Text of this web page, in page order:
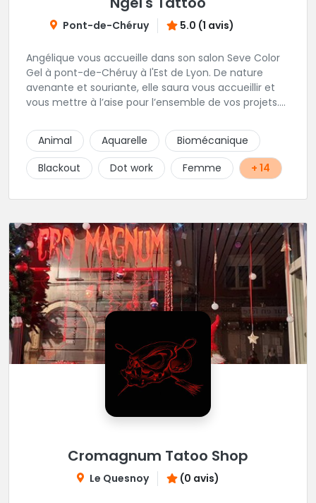
Pont-de-Chéruy 5.0 (1 avis)
Angélique vous accueille dans son salon Seve Color
Gel à pont-de-Chéruy à l'Est de Lyon. De nature
avenante et souriante, elle saura vous accueillir et
vous mettre à l’aise pour l’ensemble de vos projets.
tatouages allant des calligraphies, motifs floraux au
réalisme.
Animal Aquarelle
Biomécanique
Blackout
Dot work Femme + 14
Cromagnum Tatoo Shop
Le Quesnoy (0 avis)